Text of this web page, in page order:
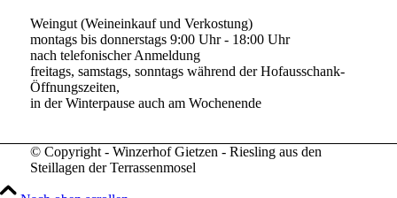
Weingut (Weineinkauf und Verkostung)
montags bis donnerstags 9:00 Uhr - 18:00 Uhr
nach telefonischer Anmeldung
freitags, samstags, sonntags während der Hofausschank-
Öffnungszeiten,
in der Winterpause auch am Wochenende
© Copyright - Winzerhof Gietzen - Riesling aus den
Steillagen der Terrassenmosel